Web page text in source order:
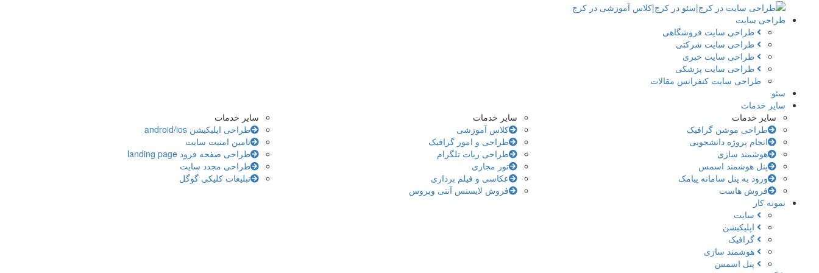
طراحی سایت
طراحی سایت فروشگاهی
طراحی سایت شرکتی
طراحی سایت خبری
طراحی سایت پزشکی
طراحی سایت کنفرانس مقالات
سئو
سایر خدمات
سایر خدمات
طراحی اپلیکیشن android/ios
تامین امنیت سایت
طراحی صفحه فرود landing page
طراحی مجدد سایت
تبلیغات کلیکی گوگل
سایر خدمات
کلاس آموزشی
طراحی و امور گرافیک
طراحی ربات تلگرام
تور مجازی
عکاسی و فیلم برداری
فروش لایسنس آنتی ویروس
سایر خدمات
طراحی موشن گرافیک
انجام پروژه دانشجویی
هوشمند سازی
پنل هوشمند اسمس
ورود به پنل سامانه پیامک
فروش هاست
نمونه کار
سایت
اپلیکیشن
گرافیک
هوشمند سازی
پنل اسمس